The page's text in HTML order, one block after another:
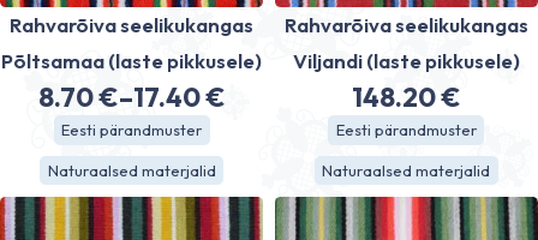
Rahvarõiva seelikukangas
Põltsamaa (laste pikkusele)
8.70€–17.40€
Price
range:
8.70 €
through
Eesti pärandmuster
Naturaalsed materjalid
Rahvarõiva seelikukangas
Viljandi (laste pikkusele)
148.20€
Eesti pärandmuster
Naturaalsed materjalid